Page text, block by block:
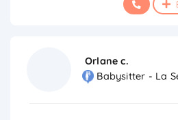
Orlane c.
Babysitter - La